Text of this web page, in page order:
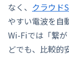
なく、 クラウド
やすい電波を自
Wi-Fiでは「繋
どでも、比較的